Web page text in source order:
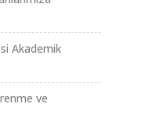
Akademik
ve